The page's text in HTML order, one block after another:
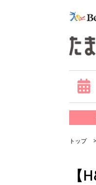
トップ
【